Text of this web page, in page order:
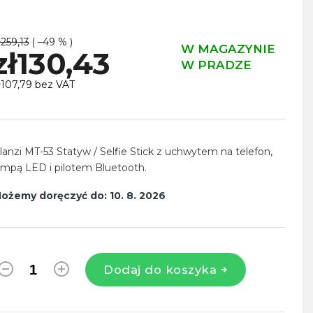
( –49 % )
W MAGAZYNIE
W PRADZE
bez VAT
doręczyć do: 10. 8. 2026
Dodaj do koszyka
MT-53 Statyw / Selfie Stick z uchwytem na telefon,
LED i pilotem Bluetooth.